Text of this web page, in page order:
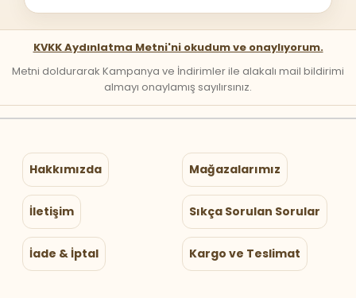
KVKK Aydınlatma Metni'ni okudum ve onaylıyorum.
Metni doldurarak Kampanya ve İndirimler ile alakalı mail bildirimi
almayı onaylamış sayılırsınız.
Hakkımızda Mağazalarımız
İletişim Sıkça Sorulan Sorular
İade & İptal Kargo ve Teslimat